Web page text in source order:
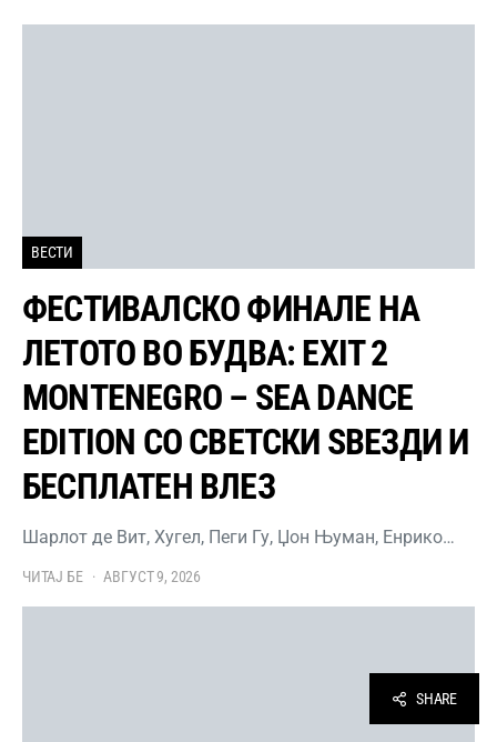
ВЕСТИ
ФЕСТИВАЛСКО ФИНАЛЕ НА
ЛЕТОТО ВО БУДВА: EXIT 2
MONTENEGRO – SEA DANCE
EDITION СО СВЕТСКИ ЅВЕЗДИ И
БЕСПЛАТЕН ВЛЕЗ
Шарлот де Вит, Хугел, Пеги Гу, Џон Њуман, Енрико…
ЧИТАЈ БЕ АВГУСТ 9, 2026
SHARE